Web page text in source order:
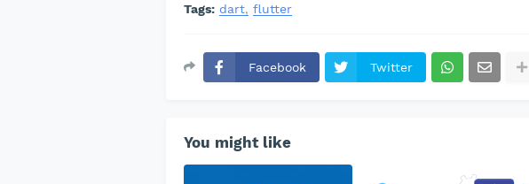
Tags: dart flutter
Facebook Twitter
You might like